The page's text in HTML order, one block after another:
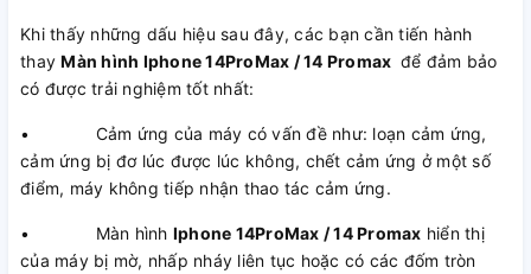
Khi thấy những dấu hiệu sau đây, các bạn cần tiến hành
thayMàn hình Iphone 14ProMax / 14 Promax để đảm bảo
có được trải nghiệm tốt nhất:
• Cảm ứng của máy có vấn đề như: loạn cảm ứng,
cảm ứng bị đơ lúc được lúc không, chết cảm ứng ở một số
điểm, máy không tiếp nhận thao tác cảm ứng.
• Màn hình Iphone 14ProMax / 14 Promax hiển thị
của máy bị mờ, nhấp nháy liên tục hoặc có các đốm tròn